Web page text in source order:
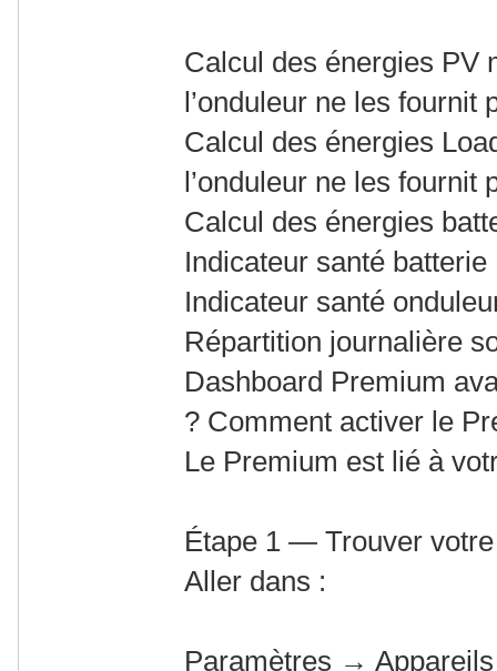
Calcul des énergies PV
l’onduleur ne les fournit
Calcul des énergies
l’onduleur ne les fournit
Calcul des énergies
Indicateur santé batterie
Indicateur santé
Répartition journalière
Dashboard Premium
? Comment activer le
Le Premium est lié à
Étape 1 — Trouver
Aller dans :
Paramètres →